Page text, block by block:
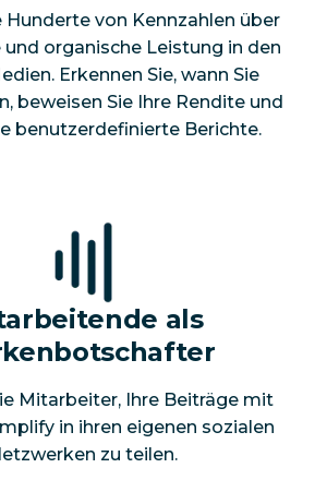
Hunderte von Kennzahlen über
und organische Leistung in den
Erkennen Sie, wann Sie
beweisen Sie Ihre Rendite und
benutzerdefinierte Berichte.
als
Mitarbeiter, Ihre Beiträge mit
in ihren eigenen sozialen
zu teilen.